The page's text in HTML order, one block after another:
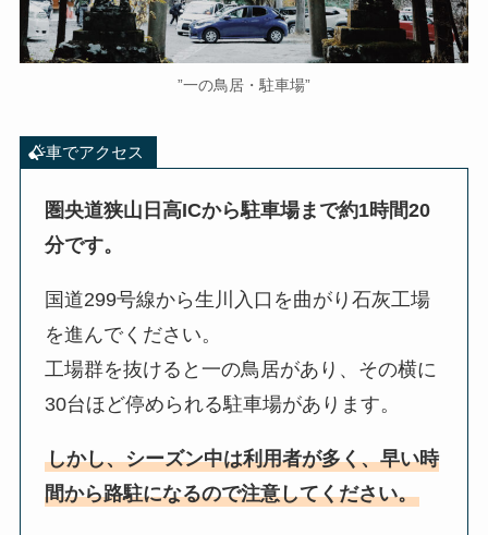
”一の鳥居・駐車場”
車でアクセス
圏央道狭山日高ICから駐車場まで約1時間20
分です。
国道299号線から生川入口を曲がり石灰工場
を進んでください。
工場群を抜けると一の鳥居があり、その横に
30台ほど停められる駐車場があります。
しかし、シーズン中は利用者が多く、早い時
間から路駐になるので注意してください。